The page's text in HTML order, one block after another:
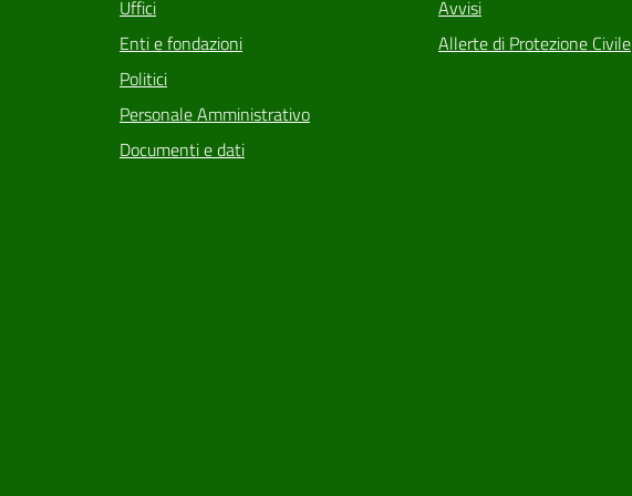
Uffici
Enti e fondazioni
Politici
Personale Amministrativo
Documenti e dati
Avvisi
Allerte di Protezione Civile